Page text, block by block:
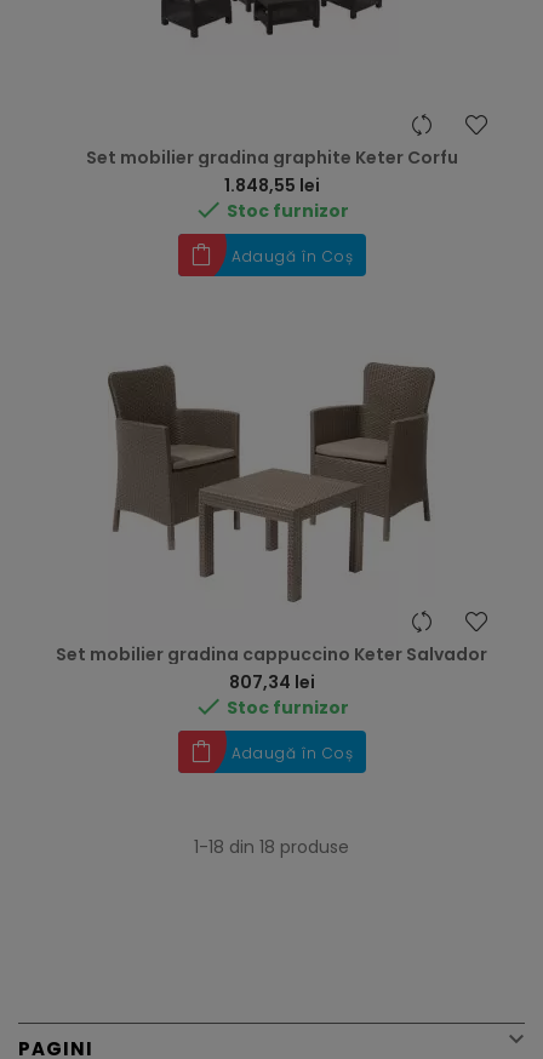
Set mobilier gradina graphite Keter Corfu
1.848,55 lei
 Stoc furnizor
Adaugă în Coș
Set mobilier gradina cappuccino Keter Salvador
807,34 lei
 Stoc furnizor
Adaugă în Coș
1-18 din 18 produse
PAGINI 